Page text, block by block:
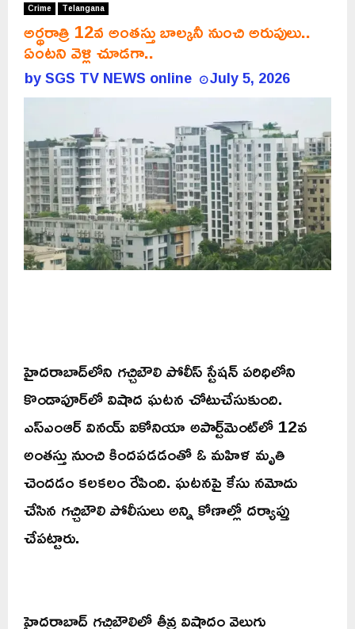
Crime Telangana
అర్థరాత్రి 12వ అంతస్తు బాల్కనీ నుంచి అరుపులు..
ఏంటని వెళ్లి చూడగా..
bySGS TV NEWS online July 5, 2026
హైదరాబాద్‌లోని గచ్చిబౌలి పోలీస్ స్టేషన్ పరిధిలోని
కొండాపూర్‌లో విషాద ఘటన చోటుచేసుకుంది.
ఎస్‌ఎంఆర్ వినయ్ ఐకోనియా అపార్ట్‌మెంట్‌లో 12వ
అంతస్తు నుంచి కిందపడడంతో ఓ మహిళ మృతి
చెందడం కలకలం రేపింది. ఘటనపై కేసు నమోదు
చేసిన గచ్చిబౌలి పోలీసులు అన్ని కోణాల్లో దర్యాప్తు
చేపట్టారు.
హైదరాబాద్‌ గచ్చిబౌలిలో తీవ్ర విషాదం వెలుగు